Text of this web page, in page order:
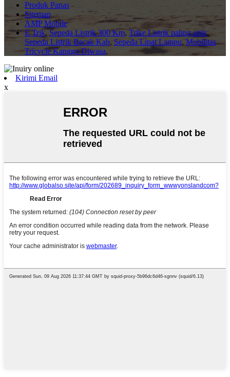
Produk Panas
Sitemap
AMP Mobile
E Trik, Sepeda Listrik 300 Km, Trike Listrik paling apik,
Sepeda Listrik Becak Kab, Sepeda Lipat Lampu, Mobilitas
Tricycle Kanggo Diwasa,
Kirimi Email
x